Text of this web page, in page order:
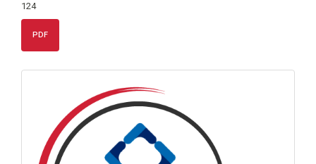
124
PDF